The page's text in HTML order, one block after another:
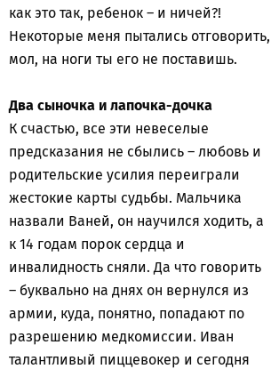
как это так, ребенок – и ничей?!
Некоторые меня пытались отговорить,
мол, на ноги ты его не поставишь.
Два сыночка и лапочка-дочка
К счастью, все эти невеселые
предсказания не сбылись – любовь и
родительские усилия переиграли
жестокие карты судьбы. Мальчика
назвали Ваней, он научился ходить, а
к 14 годам порок сердца и
инвалидность сняли. Да что говорить
– буквально на днях он вернулся из
армии, куда, понятно, попадают по
разрешению медкомиссии. Иван
талантливый пиццевокер и сегодня